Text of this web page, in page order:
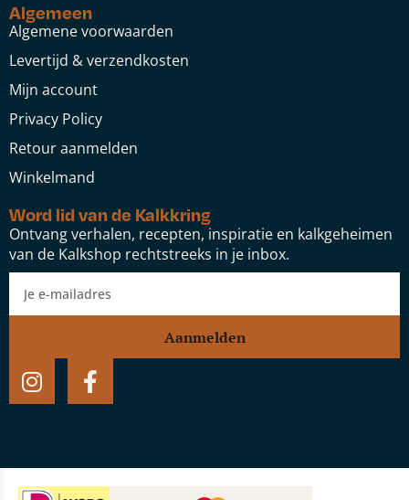
Algemeen
Algemene voorwaarden
Levertijd & verzendkosten
Mijn account
Privacy Policy
Retour aanmelden
Winkelmand
Word lid van de Kalkkring
Ontvang verhalen, recepten, inspiratie en kalkgeheimen
van de Kalkshop rechtstreeks in je inbox.
Aanmelden